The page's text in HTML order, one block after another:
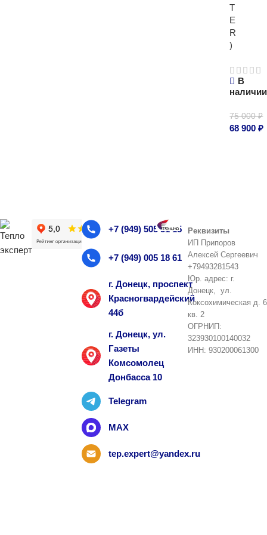
T
E
R
)
В
наличии
75 000₽
68 900₽
+7 (949) 505 51 15
+7 (949) 005 18 61
г. Донецк, проспект
Красногвардейский
44б
г. Донецк, ул.
Газеты
Комсомолец
Донбасса 10
Telegram
MAX
tep.expert@yandex.ru
Реквизиты
ИП Припоров
Алексей Сергеевич
+79493281543
Юр. адрес: г.
Донецк, ул.
Коксохимическая д. 6
кв. 2
ОГРНИП:
323930100140032
ИНН: 930200061300